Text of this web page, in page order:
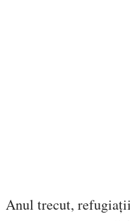
Anul trecut,